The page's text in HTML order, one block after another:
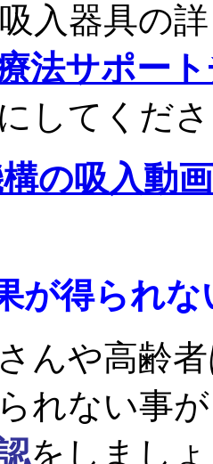
入器具の
法サポー
してくだ
の吸入動画
が得られ
んや高齢
れない事
をしまし